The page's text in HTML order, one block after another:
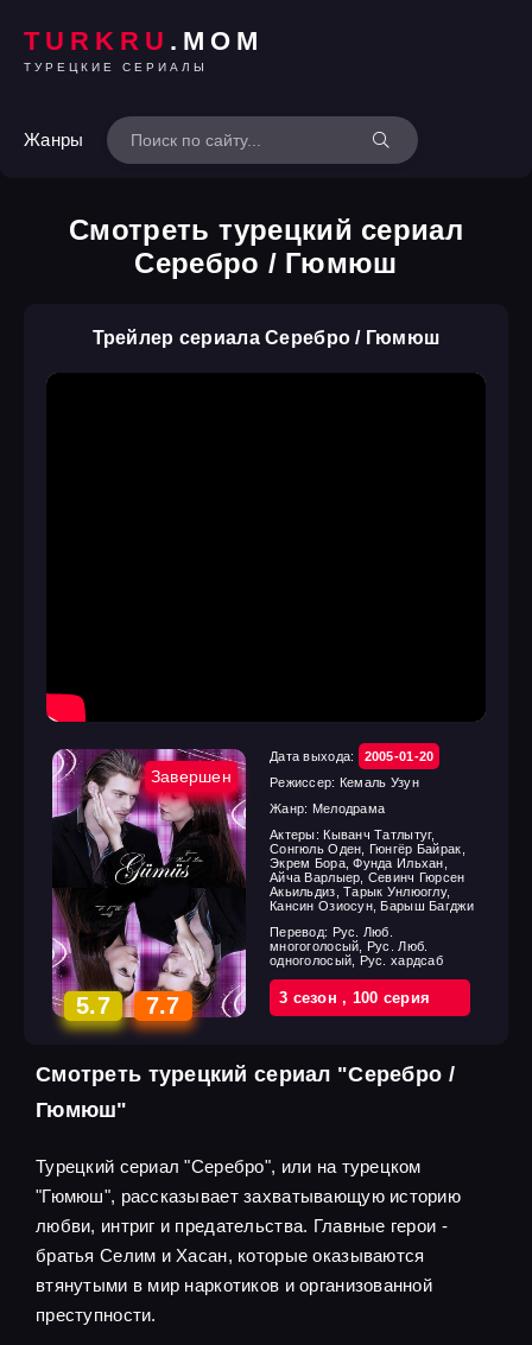
TURKRU .MOM
ТУРЕЦКИЕ СЕРИАЛЫ
Жанры
Смотреть турецкий сериал
Серебро / Гюмюш
Трейлер сериала Серебро / Гюмюш
Завершен
5.7 7.7
Дата выхода:
2005-01-20
Режиссер: Кемаль Узун
Жанр: Мелодрама
Актеры: Кыванч Татлытуг,
Сонгюль Оден, Гюнгёр Байрак,
Экрем Бора, Фунда Ильхан,
Айча Варлыер, Севинч Гюрсен
Акьильдиз, Тарык Унлюоглу,
Кансин Озиосун, Барыш Багджи
Перевод: Рус. Люб.
многоголосый, Рус. Люб.
одноголосый, Рус. хардсаб
3 cезон, 100 cерия
Смотреть турецкий сериал "Серебро /
Гюмюш"
Турецкий сериал "Серебро", или на турецком
"Гюмюш", рассказывает захватывающую историю
любви, интриг и предательства. Главные герои -
братья Селим и Хасан, которые оказываются
втянутыми в мир наркотиков и организованной
преступности.